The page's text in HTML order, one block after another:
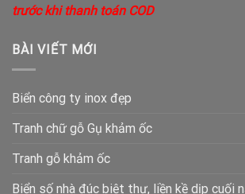
trước khi thanh toán COD
BÀI VIẾT MỚI
Biển công ty inox đẹp
Tranh chữ gỗ Gụ khảm ốc
Tranh gỗ khảm ốc
Biển số nhà đúc biệt thự, liền kề dịp cuối